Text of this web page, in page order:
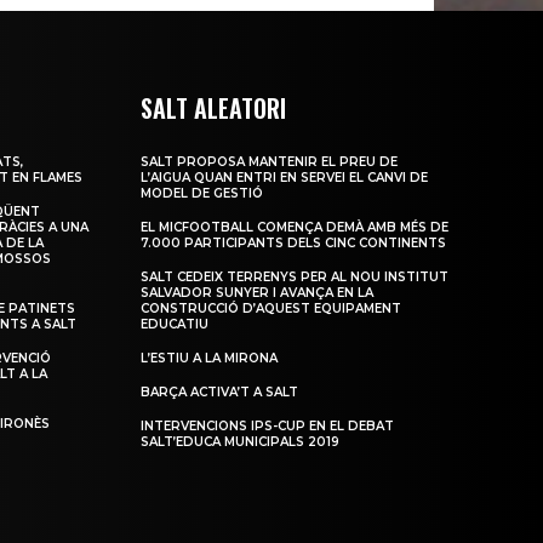
EN FLAMES
A UNA
DE LA
PATINETS
A SALT
A LA
SALT ALEATORI
SALT PROPOSA MANTENIR EL PREU DE
L’AIGUA QUAN ENTRI EN SERVEI EL CANVI DE
MODEL DE GESTIÓ
EL MICFOOTBALL COMENÇA DEMÀ AMB MÉS DE
7.000 PARTICIPANTS DELS CINC CONTINENTS
SALT CEDEIX TERRENYS PER AL NOU INSTITUT
SALVADOR SUNYER I AVANÇA EN LA
CONSTRUCCIÓ D’AQUEST EQUIPAMENT
EDUCATIU
L’ESTIU A LA MIRONA
BARÇA ACTIVA’T A SALT
INTERVENCIONS IPS-CUP EN EL DEBAT
SALT’EDUCA MUNICIPALS 2019